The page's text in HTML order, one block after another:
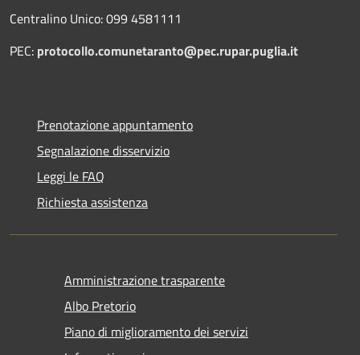
Centralino Unico: 099 4581111
PEC: protocollo.comunetaranto@pec.rupar.puglia.it
Prenotazione appuntamento
Segnalazione disservizio
Leggi le FAQ
Richiesta assistenza
Amministrazione trasparente
Albo Pretorio
Piano di miglioramento dei servizi